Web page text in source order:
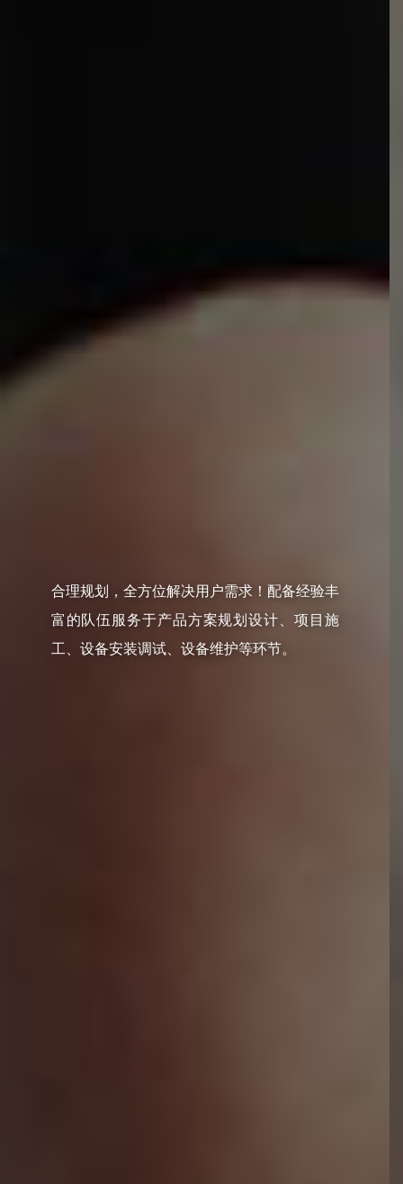
合理规划，全方位解决用户需求！配备经验丰
富的队伍服务于产品方案规划设计、项目施
工、设备安装调试、设备维护等环节。